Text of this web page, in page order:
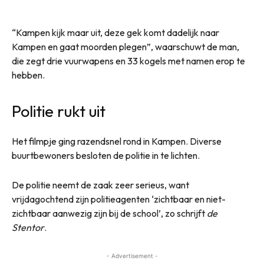
“Kampen kijk maar uit, deze gek komt dadelijk naar
Kampen en gaat moorden plegen”, waarschuwt de man,
die zegt drie vuurwapens en 33 kogels met namen erop te
hebben.
Politie rukt uit
Het filmpje ging razendsnel rond in Kampen. Diverse
buurtbewoners besloten de politie in te lichten.
De politie neemt de zaak zeer serieus, want
vrijdagochtend zijn politieagenten ‘zichtbaar en niet-
zichtbaar aanwezig zijn bij de school’, zo schrijft de
Stentor.
- Advertisement -